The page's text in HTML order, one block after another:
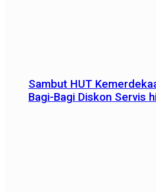
Sambut HUT
Bagi-Bagi Diskon Servis